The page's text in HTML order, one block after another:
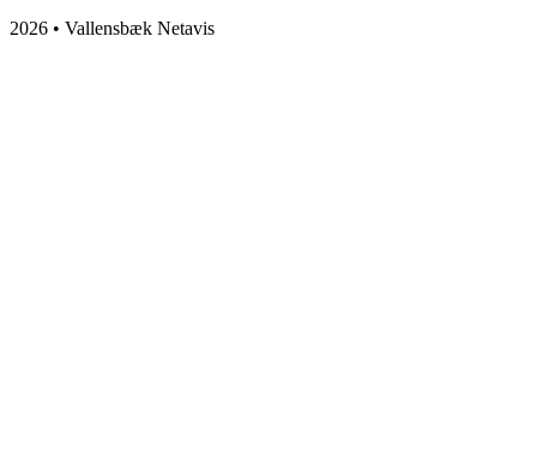
2026 • Vallensbæk Netavis